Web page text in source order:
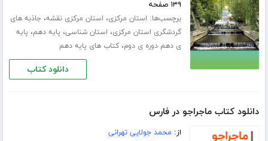
۱۳۹ صفحه
برچسب‌ها: استان مرکزی، استان مرکزی نقشه، جاذبه های
گردشگری استان مرکزی، استان شناسی، پایه دهم، پایه
ی دهم دوره ی دوم،کتاب های پایه دهم
دانلود کتاب
دانلود کتاب ماجراجو در فارس
از: محمد جولایی تهرانی